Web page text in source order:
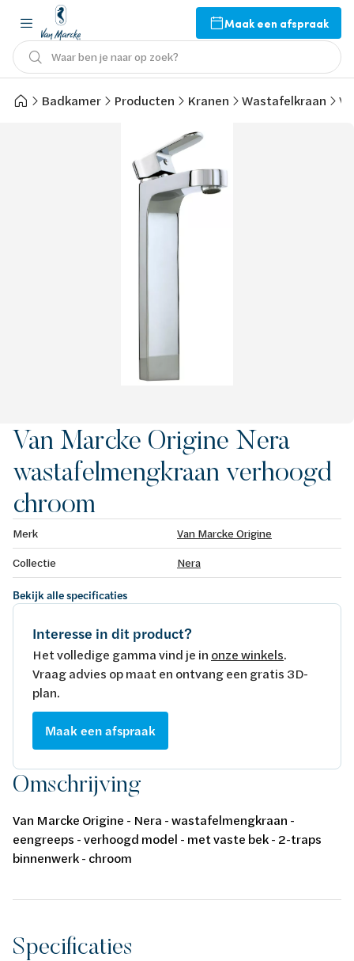
Maak een afspraak
Waar ben je naar op zoek?
Badkamer Producten Kranen Wastafelkraan
Van Marcke Origine Nera
wastafelmengkraan verhoogd
chroom
Merk
Van Marcke Origine
Collectie
Nera
Bekijk alle specificaties
Interesse in dit product?
Het volledige gamma vind je in onze winkels.
Vraag advies op maat en ontvang een gratis 3D-
plan.
Maak een afspraak
Omschrijving
Van Marcke Origine - Nera - wastafelmengkraan -
eengreeps - verhoogd model - met vaste bek - 2-traps
binnenwerk - chroom
Specificaties